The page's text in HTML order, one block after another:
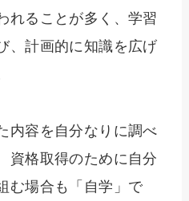
れることが多く、学習
、計画的に知識を広げ
内容を自分なりに調べ
資格取得のために自分
む場合も「自学」で